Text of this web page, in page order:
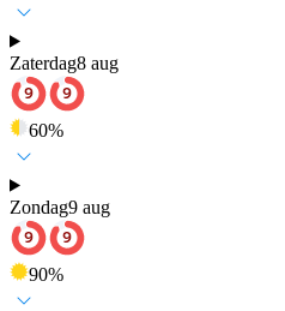
Zaterdag8 aug
60%
Zondag9 aug
90%